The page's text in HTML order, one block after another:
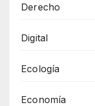
Derecho
Digital
Ecología
Economía